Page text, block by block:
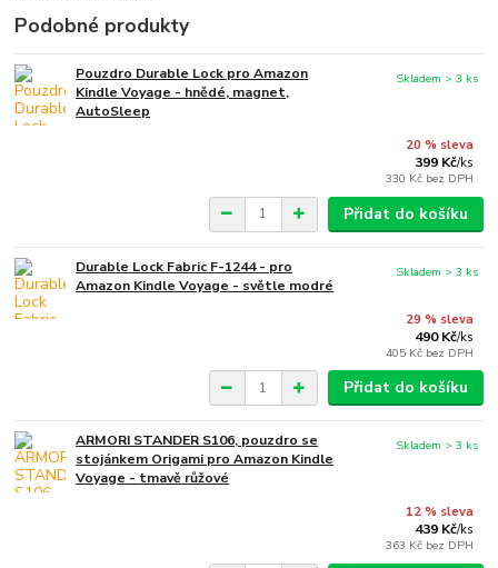
Podobné produkty
Pouzdro Durable Lock pro Amazon
Kindle Voyage - hnědé, magnet,
AutoSleep
20 % sleva
399 Kč/ks
330 Kč bez DPH
Skladem > 3 ks
Přidat do košíku
Durable Lock Fabric F-1244 - pro
Amazon Kindle Voyage - světle modré
29 % sleva
490 Kč/ks
405 Kč bez DPH
Skladem > 3 ks
Přidat do košíku
ARMORI STANDER S106, pouzdro se
stojánkem Origami pro Amazon Kindle
Voyage - tmavě růžové
12 % sleva
439 Kč/ks
363 Kč bez DPH
Skladem > 3 ks